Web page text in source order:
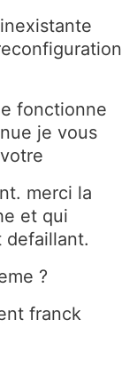
fonctionne
je vous
merci la
et qui
defaillant.
?
franck